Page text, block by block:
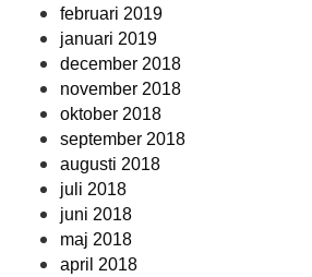
februari 2019
januari 2019
december 2018
november 2018
oktober 2018
september 2018
augusti 2018
juli 2018
juni 2018
maj 2018
april 2018